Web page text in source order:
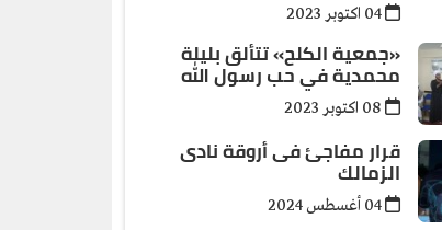
«جمعية الكلح» تتألق بليلة
محمدية في حب رسول الله
قرار مفاجئ فى أروقة نادى
الزمالك